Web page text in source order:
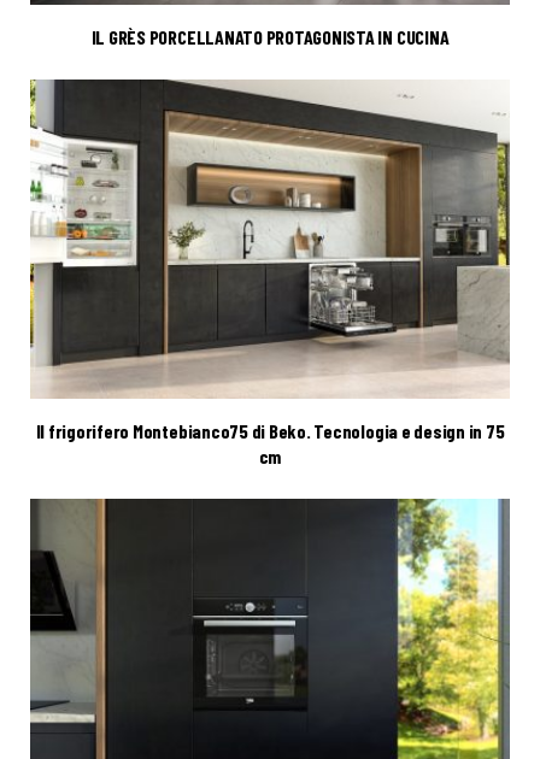
IL GRÈS PORCELLANATO PROTAGONISTA IN CUCINA
Il frigorifero Montebianco75 di Beko. Tecnologia e design in 75
cm